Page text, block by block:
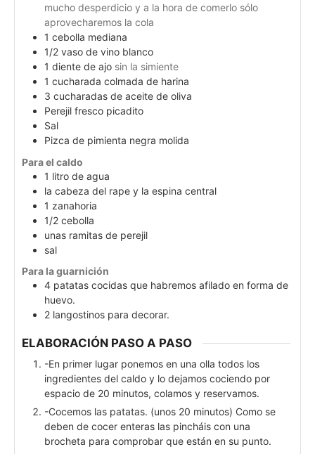
mucho desperdicio y a la hora de comerlo sólo
aprovecharemos la cola
1 cebolla mediana
1/2 vaso de vino blanco
1 diente de ajo sin la simiente
1 cucharada colmada de harina
3 cucharadas de aceite de oliva
Perejil fresco picadito
Sal
Pizca de pimienta negra molida
Para el caldo
1 litro de agua
la cabeza del rape y la espina central
1 zanahoria
1/2 cebolla
unas ramitas de perejil
sal
Para la guarnición
4 patatas cocidas que habremos afilado en forma de
huevo.
2 langostinos para decorar.
ELABORACIÓN PASO A PASO
-En primer lugar ponemos en una olla todos los
ingredientes del caldo y lo dejamos cociendo por
espacio de 20 minutos, colamos y reservamos.
-Cocemos las patatas. (unos 20 minutos) Como se
deben de cocer enteras las pincháis con una
brocheta para comprobar que están en su punto.